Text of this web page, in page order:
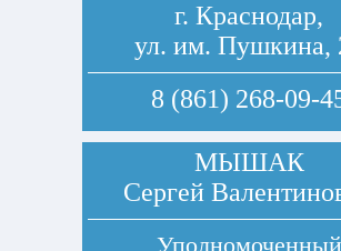
г. Краснодар,
ул. им. Пушкина,
8 (861) 268-09-
МЫШАК
Сергей
Уполномоченный